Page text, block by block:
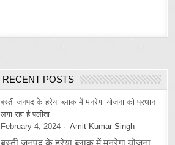
RECENT POSTS
बस्ती जनपद के हरेया ब्लाक में मनरेगा योजना को प्रधान
लगा रहा है पलीता
February 4, 2024
Amit Kumar Singh
बस्ती जनपद के हरेया ब्लाक में मनरेगा योजना